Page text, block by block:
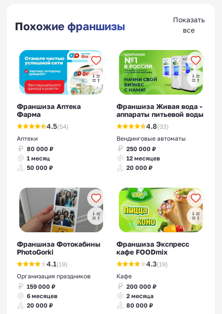
Похожие франшизы
Показать
все
Франшиза Аптека
Фарма
4.5(54)
Аптеки
80 000 ₽
1 месяц
50 000 ₽
Франшиза Живая вода -
аппараты питьевой воды
4.8(33)
Вендинговые автоматы
250 000 ₽
12 месяцев
20 000 ₽
Франшиза Фотокабины
PhotoGorki
4.1(19)
Организация праздников
159 000 ₽
6 месяцев
20 000 ₽
Франшиза Экспресс
кафе FOODmix
4.3(19)
Кафе
200 000 ₽
2 месяца
80 000 ₽